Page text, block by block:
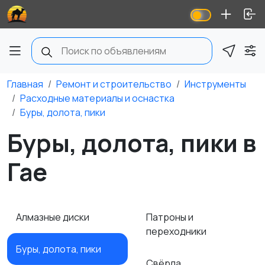
Главная Ремонт и строительство
Инструменты
Расходные материалы и оснастка
Буры, долота, пики
Буры, долота, пики в
Гае
Алмазные диски
Буры, долота, пики
Патроны и
переходники